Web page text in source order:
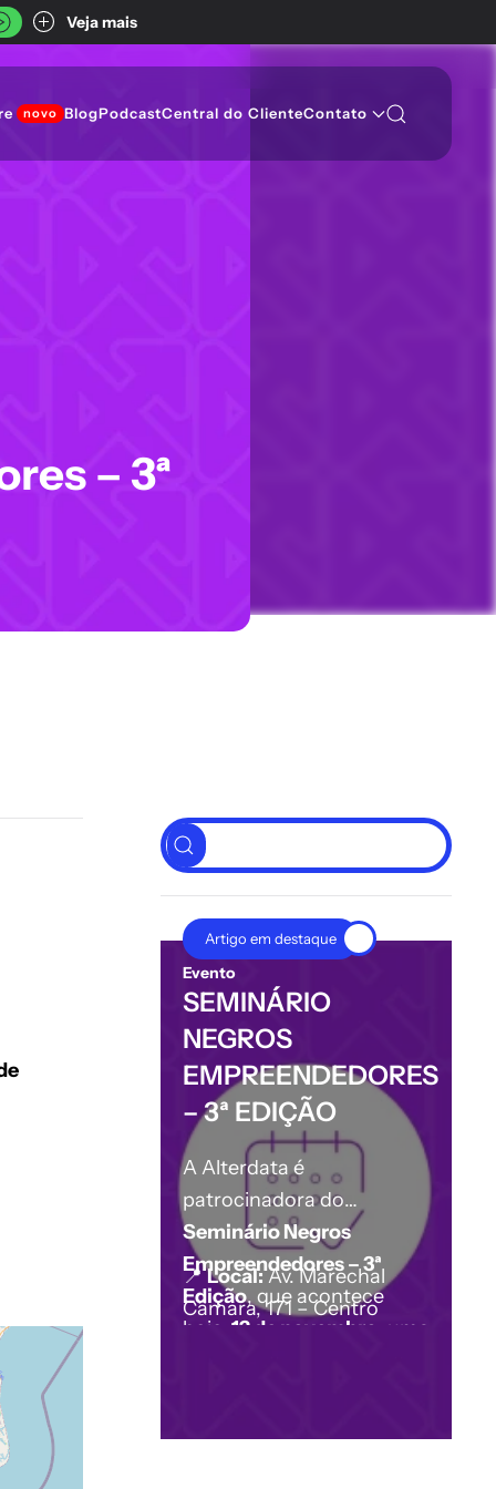
Veja mais
BlogPodcastCentral do ClienteContato
– 3ª
Evento
SEMINÁRIO
NEGROS
EMPREENDEDORES
– 3ª EDIÇÃO
A Alterdata é
patrocinadora do
Seminário Negros
Empreendedores – 3ª
Edição, que acontece
hoje, 12 de novembro
, uma
📍Local:Av. Marechal
Câmara, 171 – Centro